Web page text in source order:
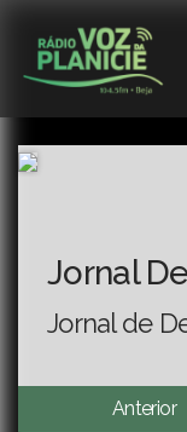
Jornal
Jornal de
Anterior